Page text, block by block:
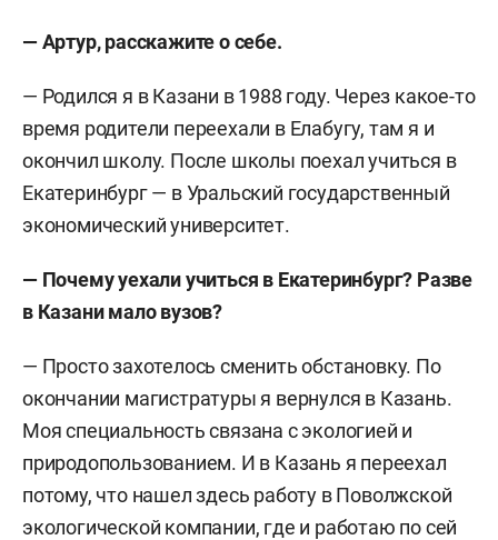
— Артур, расскажите о себе.
— Родился я в Казани в 1988 году. Через какое-то
время родители переехали в Елабугу, там я и
окончил школу. После школы поехал учиться в
Екатеринбург — в Уральский государственный
экономический университет.
— Почему уехали учиться в Екатеринбург? Разве
в Казани мало вузов?
— Просто захотелось сменить обстановку. По
окончании магистратуры я вернулся в Казань.
Моя специальность связана с экологией и
природопользованием. И в Казань я переехал
потому, что нашел здесь работу в Поволжской
экологической компании, где и работаю по сей